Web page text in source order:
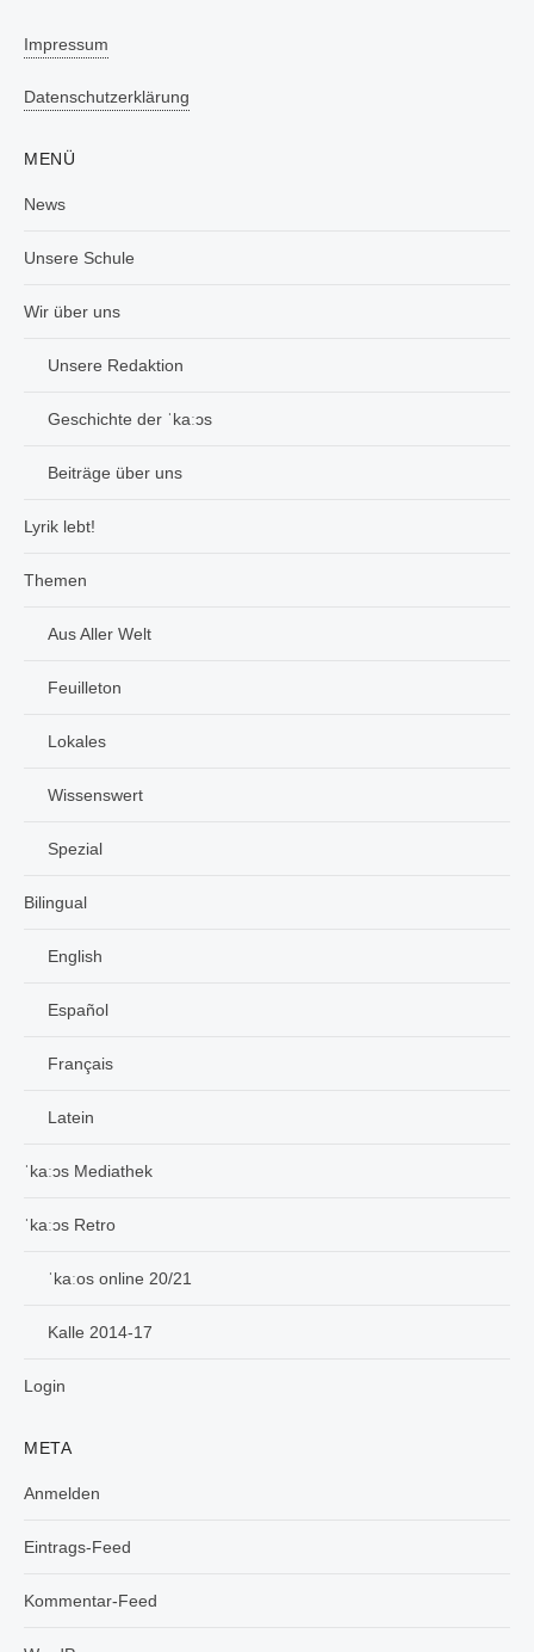
Impressum
Datenschutzerklärung
MENÜ
News
Unsere Schule
Wir über uns
Unsere Redaktion
Geschichte der ˈkaːɔs
Beiträge über uns
Lyrik lebt!
Themen
Aus Aller Welt
Feuilleton
Lokales
Wissenswert
Spezial
Bilingual
English
Español
Français
Latein
ˈkaːɔs Mediathek
ˈkaːɔs Retro
ˈkaːos online 20/21
Kalle 2014-17
Login
META
Anmelden
Eintrags-Feed
Kommentar-Feed